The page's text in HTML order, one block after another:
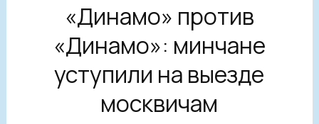
«Динамо» против
«Динамо»: минчане
уступили на выезде
москвичам